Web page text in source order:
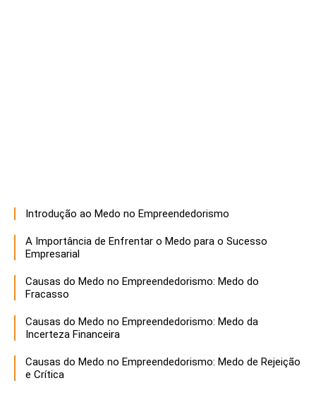
Introdução ao Medo no Empreendedorismo
A Importância de Enfrentar o Medo para o Sucesso
Empresarial
Causas do Medo no Empreendedorismo: Medo do
Fracasso
Causas do Medo no Empreendedorismo: Medo da
Incerteza Financeira
Causas do Medo no Empreendedorismo: Medo de Rejeição
e Crítica